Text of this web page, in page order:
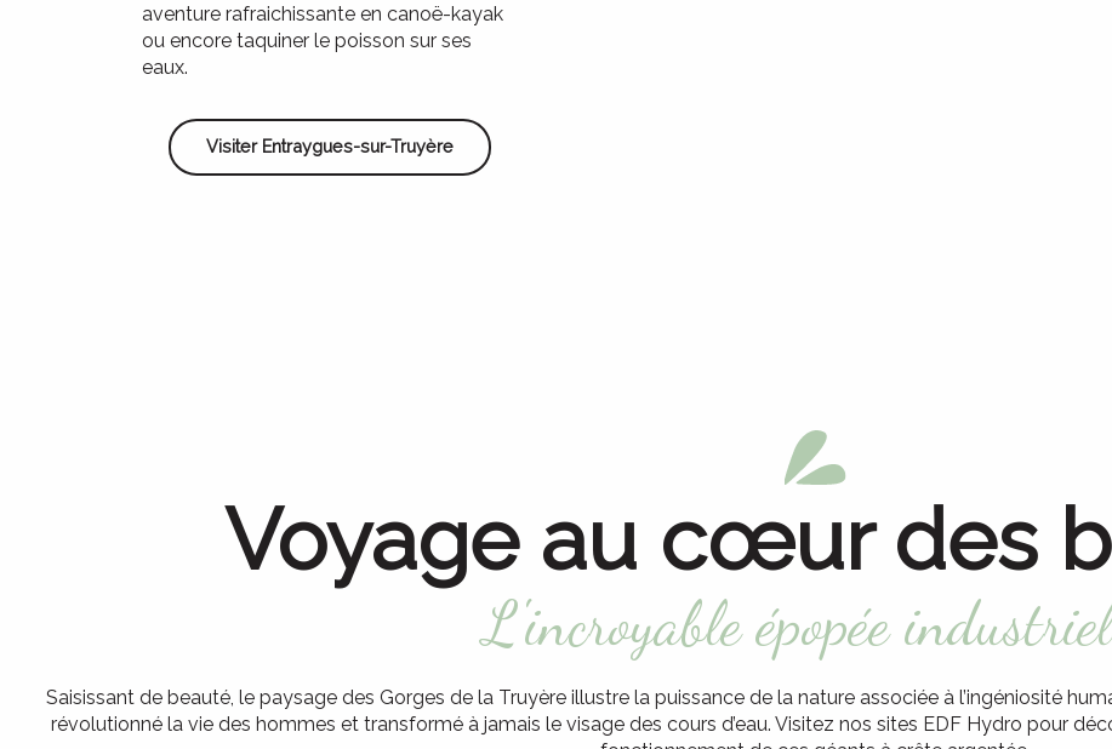
aventure rafraichissante en canoë-kayak
ou encore taquiner le poisson sur ses
eaux.
Visiter Entraygues-sur-Truyère
Voyage au cœur des
L'incroyable épopée
Saisissant de beauté, le paysage des Gorges de la Truyère illustre la puissance de la nature associée à l’ingéniosité
révolutionné la vie des hommes et transformé à jamais le visage des cours d’eau. Visitez nos sites EDF Hydro pour